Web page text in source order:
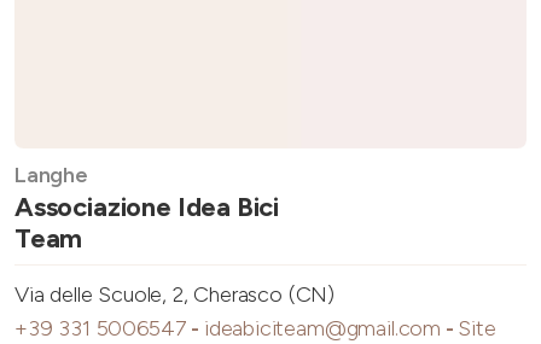
Langhe
Associazione Idea Bici
Team
Via delle Scuole, 2, Cherasco (CN)
+39 331 5006547 - ideabiciteam@gmail.com - Site